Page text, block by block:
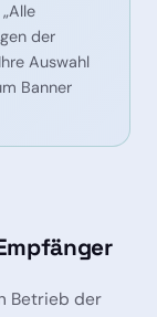
der
Auswahl
Banner
Betrieb der